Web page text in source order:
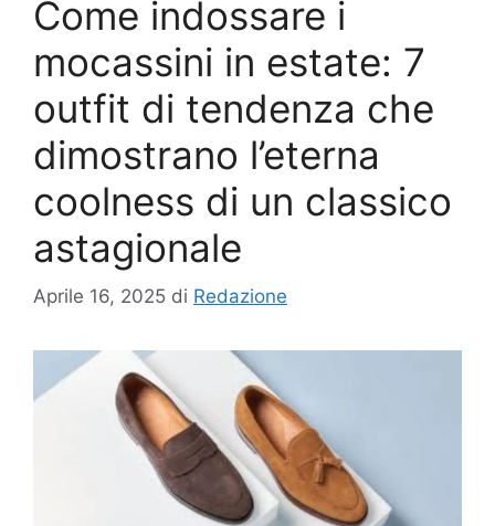
Come indossare i
mocassini in estate: 7
outfit di tendenza che
dimostrano l’eterna
coolness di un classico
astagionale
Aprile 16, 2025 di Redazione